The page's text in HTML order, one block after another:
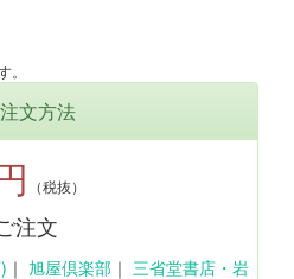
文方法
（税抜）
注文
｜ 旭屋倶楽部 ｜ 三省堂書店・岩